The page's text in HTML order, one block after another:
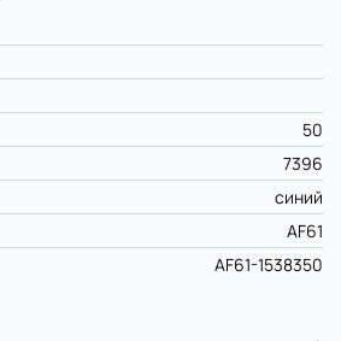
50
7396
синий
AF61
AF61-1538350